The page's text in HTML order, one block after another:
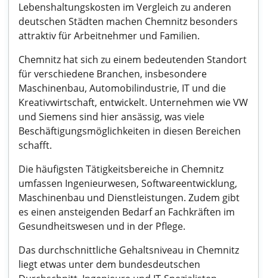
Lebenshaltungskosten im Vergleich zu anderen
deutschen Städten machen Chemnitz besonders
attraktiv für Arbeitnehmer und Familien.
Chemnitz hat sich zu einem bedeutenden Standort
für verschiedene Branchen, insbesondere
Maschinenbau, Automobilindustrie, IT und die
Kreativwirtschaft, entwickelt. Unternehmen wie VW
und Siemens sind hier ansässig, was viele
Beschäftigungsmöglichkeiten in diesen Bereichen
schafft.
Die häufigsten Tätigkeitsbereiche in Chemnitz
umfassen Ingenieurwesen, Softwareentwicklung,
Maschinenbau und Dienstleistungen. Zudem gibt
es einen ansteigenden Bedarf an Fachkräften im
Gesundheitswesen und in der Pflege.
Das durchschnittliche Gehaltsniveau in Chemnitz
liegt etwas unter dem bundesdeutschen